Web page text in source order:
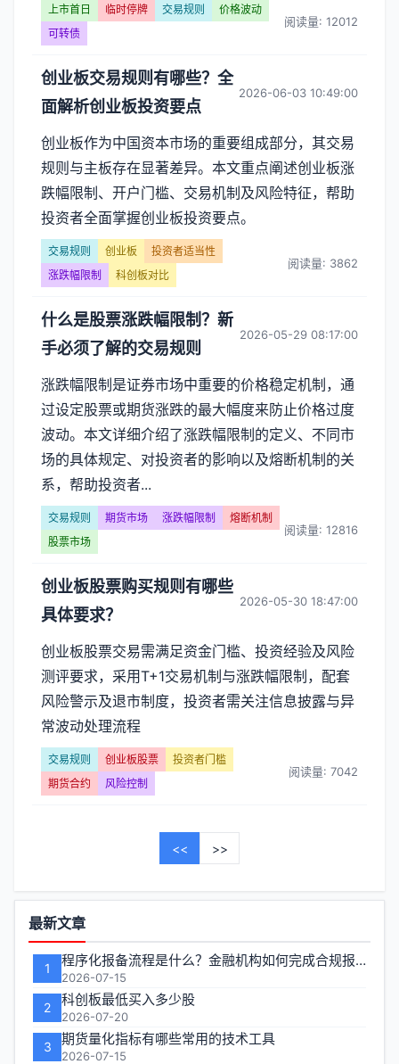
上市首日 临时停牌 交易规则
价格波动
可转债
阅读量: 12012
创业板交易规则有哪些？全
面解析创业板投资要点
2026-06-03 10:49:00
创业板作为中国资本市场的重要组成部分，其交易
规则与主板存在显著差异。本文重点阐述创业板涨
跌幅限制、开户门槛、交易机制及风险特征，帮助
投资者全面掌握创业板投资要点。
交易规则 创业板
投资者适当性
涨跌幅限制
科创板对比
阅读量: 3862
什么是股票涨跌幅限制？新
手必须了解的交易规则
2026-05-29 08:17:00
涨跌幅限制是证券市场中重要的价格稳定机制，通
过设定股票或期货涨跌的最大幅度来防止价格过度
波动。本文详细介绍了涨跌幅限制的定义、不同市
场的具体规定、对投资者的影响以及熔断机制的关
系，帮助投资者...
交易规则 期货市场 涨跌幅限制
熔断机制
股票市场
阅读量: 12816
创业板股票购买规则有哪些
具体要求？
2026-05-30 18:47:00
创业板股票交易需满足资金门槛、投资经验及风险
测评要求，采用T+1交易机制与涨跌幅限制，配套
风险警示及退市制度，投资者需关注信息披露与异
常波动处理流程
交易规则 创业板股票
投资者门槛
期货合约
风险控制
阅读量: 7042
<< >>
功
能
区
最新文章
1 程序化报备流程是什么？金融机构如何完成合规报备
2026-07-15
2 科创板最低买入多少股
2026-07-20
3 期货量化指标有哪些常用的技术工具
2026-07-15